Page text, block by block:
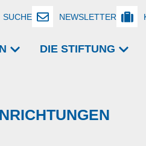
SUCHE NEWSLETTER
DIE STIFTUNG